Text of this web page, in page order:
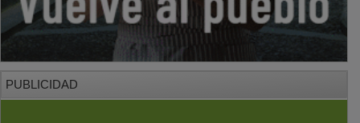
PUBLICIDAD